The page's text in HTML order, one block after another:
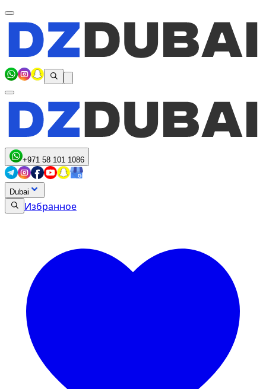
+971 58 101 1086
Dubai
Избранное